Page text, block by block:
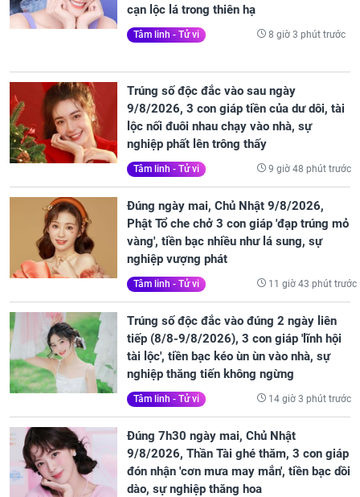
cạn lộc lá trong thiên hạ
Tâm linh - Tử vi 8 giờ 3 phút trước
Trúng số độc đắc vào sau ngày
9/8/2026, 3 con giáp tiền của dư dôi, tài
lộc nối đuôi nhau chạy vào nhà, sự
nghiệp phất lên trông thấy
Tâm linh - Tử vi 9 giờ 48 phút trước
Đúng ngày mai, Chủ Nhật 9/8/2026,
Phật Tổ che chở 3 con giáp 'đạp trúng mỏ
vàng', tiền bạc nhiều như lá sung, sự
nghiệp vượng phát
Tâm linh - Tử vi 11 giờ 43 phút trước
Trúng số độc đắc vào đúng 2 ngày liên
tiếp (8/8-9/8/2026), 3 con giáp 'lĩnh hội
tài lộc', tiền bạc kéo ùn ùn vào nhà, sự
nghiệp thăng tiến không ngừng
Tâm linh - Tử vi 14 giờ 3 phút trước
Đúng 7h30 ngày mai, Chủ Nhật
9/8/2026, Thần Tài ghé thăm, 3 con giáp
đón nhận 'cơn mưa may mắn', tiền bạc dồi
dào, sự nghiệp thăng hoa